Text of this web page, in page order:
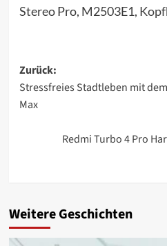
Stereo Pro, M2503E1,
Zurück:
Stressfreies Stadtleben mit
Max
Redmi Turbo 4 Pro
Weitere Geschichten